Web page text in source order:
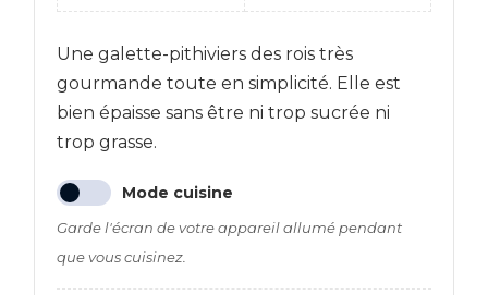
Une galette-pithiviers des rois très
gourmande toute en simplicité. Elle est
bien épaisse sans être ni trop sucrée ni
trop grasse.
Mode cuisine
Garde l'écran de votre appareil allumé pendant
que vous cuisinez.